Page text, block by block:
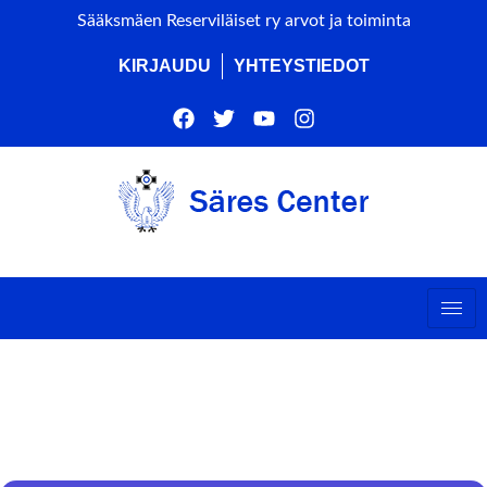
Sääksmäen Reserviläiset ry arvot ja toiminta
KIRJAUDU YHTEYSTIEDOT